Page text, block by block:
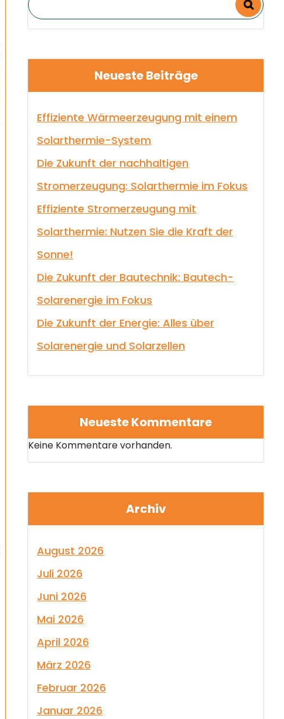
Neueste Beiträge
Effiziente Wärmeerzeugung mit einem
Solarthermie-System
Die Zukunft der nachhaltigen
Stromerzeugung: Solarthermie im Fokus
Effiziente Stromerzeugung mit
Solarthermie: Nutzen Sie die Kraft der
Sonne!
Die Zukunft der Bautechnik: Bautech-
Solarenergie im Fokus
Die Zukunft der Energie: Alles über
Solarenergie und Solarzellen
Neueste Kommentare
Keine Kommentare vorhanden.
Archiv
August 2026
Juli 2026
Juni 2026
Mai 2026
April 2026
März 2026
Februar 2026
Januar 2026